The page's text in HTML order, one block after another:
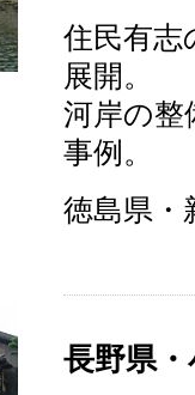
住民有志
展開。
河岸の整
事例。
徳島県・
長野県